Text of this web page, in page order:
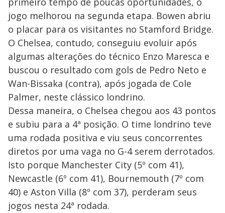
jogo melhorou na segunda etapa. Bowen abriu
o placar para os visitantes no Stamford Bridge.
O Chelsea, contudo, conseguiu evoluir após
algumas alterações do técnico Enzo Maresca e
buscou o resultado com gols de Pedro Neto e
Wan-Bissaka (contra), após jogada de Cole
Palmer, neste clássico londrino.
Dessa maneira, o Chelsea chegou aos 43 pontos
e subiu para a 4ª posição. O time londrino teve
uma rodada positiva e viu seus concorrentes
diretos por uma vaga no G-4 serem derrotados.
Isto porque Manchester City (5º com 41),
Newcastle (6º com 41), Bournemouth (7º com
40) e Aston Villa (8º com 37), perderam seus
jogos nesta 24ª rodada.